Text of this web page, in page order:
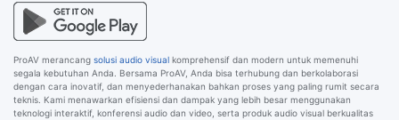
ProAV merancang solusi audio visual komprehensif dan modern untuk memenuhi
segala kebutuhan Anda. Bersama ProAV, Anda bisa terhubung dan berkolaborasi
dengan cara inovatif, dan menyederhanakan bahkan proses yang paling rumit secara
teknis. Kami menawarkan efisiensi dan dampak yang lebih besar menggunakan
teknologi interaktif, konferensi audio dan video, serta produk audio visual berkualitas